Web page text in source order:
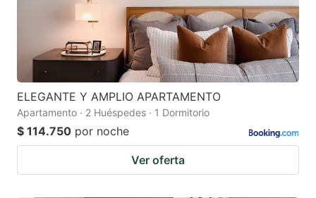
ELEGANTE Y AMPLIO APARTAMENTO
Apartamento · 2 Huéspedes · 1 Dormitorio
$ 114.750 por noche
Ver oferta